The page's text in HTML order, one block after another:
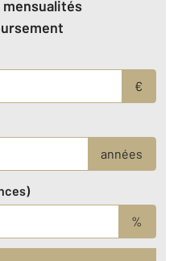
mensualités
€
années
%